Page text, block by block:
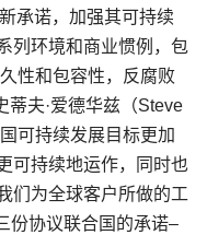
承诺，加强其可持续
列环境和商业惯例，包
性和包容性，反腐败
蒂夫·爱德华兹（Steve
可持续发展目标更加
可持续地运作，同时也
们为全球客户所做的工
份协议联合国的承诺–